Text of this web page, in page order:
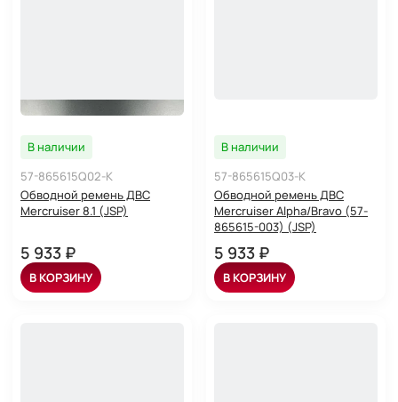
В наличии
57-865615Q02-K
Обводной ремень ДВС
Mercruiser 8.1 (JSP)
5 933 ₽
В КОРЗИНУ
В наличии
57-865615Q03-K
Обводной ремень ДВС
Mercruiser Alpha/Bravo (57-
865615-003) (JSP)
5 933 ₽
В КОРЗИНУ